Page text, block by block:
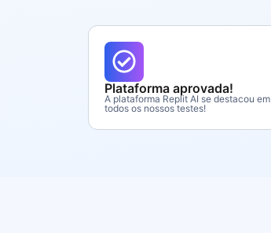
Plataforma aprovada!
A plataforma Replit AI se destacou em
todos os nossos testes!